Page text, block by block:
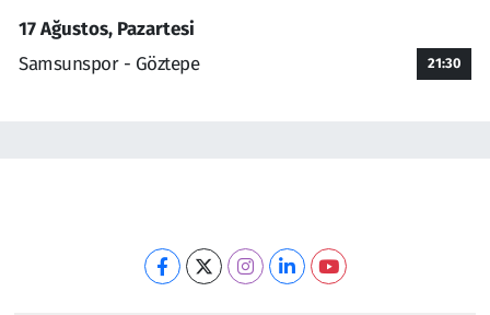
17 Ağustos, Pazartesi
Samsunspor - Göztepe
21:30